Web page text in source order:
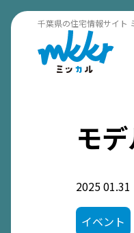
千葉県の住宅情報サイト
モ
202501.31
イベント